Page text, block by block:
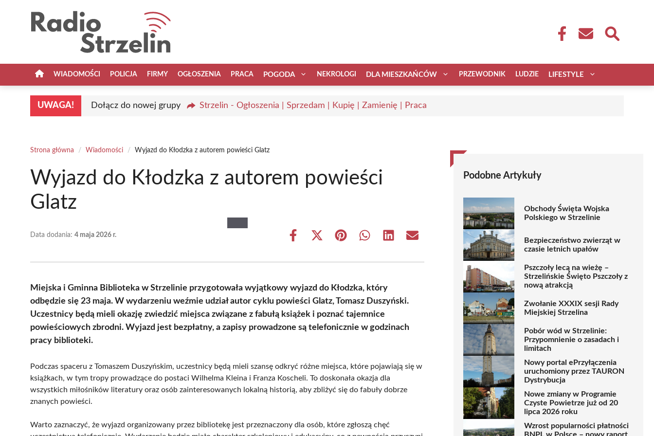
WIADOMOŚCI POLICJA FIRMY OGŁOSZENIA PRACA POGODA NEKROLOGI DLA MIESZKAŃCÓW PRZEWODNIK LUDZIE LIFESTYLE
UWAGA! Dołącz do nowej grupy Strzelin - Ogłoszenia | Sprzedam | Kupię | Zamienię | Praca
Strona główna / Wiadomości / Wyjazd do Kłodzka z autorem powieści Glatz
Wyjazd do Kłodzka z autorem powieści
Glatz
Data dodania: 4 maja 2026 r.
Share
Share
(Twitter)
Share Share Share Share
Miejska i Gminna Biblioteka w Strzelinie przygotowała wyjątkowy wyjazd do Kłodzka, który
odbędzie się 23 maja. W wydarzeniu weźmie udział autor cyklu powieści Glatz, Tomasz Duszyński.
Uczestnicy będą mieli okazję zwiedzić miejsca związane z fabułą książek i poznać tajemnice
powieściowych zbrodni. Wyjazd jest bezpłatny, a zapisy prowadzone są telefonicznie w godzinach
pracy biblioteki.
Podczas spaceru z Tomaszem Duszyńskim, uczestnicy będą mieli szansę odkryć różne miejsca, które pojawiają się w
książkach, w tym tropy prowadzące do postaci Wilhelma Kleina i Franza Koscheli. To doskonała okazja dla
wszystkich miłośników literatury oraz osób zainteresowanych lokalną historią, aby zbliżyć się do fabuły dobrze
znanych powieści.
Warto zaznaczyć, że wyjazd organizowany przez bibliotekę jest przeznaczony dla osób, które zgłoszą chęć
Podobne Artykuły
Obchody Święta Wojska
Polskiego w Strzelinie
Bezpieczeństwo zwierząt w
czasie letnich upałów
Pszczoły lecą na wieżę –
Strzelińskie Święto Pszczoły z
nową atrakcją
Zwołanie XXXIX sesji Rady
Miejskiej Strzelina
Pobór wód w Strzelinie:
Przypomnienie o zasadach i
limitach
Nowy portal ePrzyłączenia
uruchomiony przez TAURON
Dystrybucja
Nowe zmiany w Programie
Czyste Powietrze już od 20
lipca 2026 roku
Wzrost popularności płatności